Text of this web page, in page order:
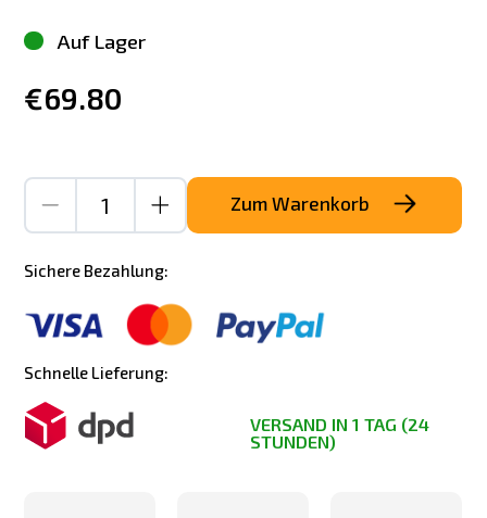
Auf Lager
€69.80
Zum Warenkorb
Sichere Bezahlung:
Schnelle Lieferung:
VERSAND IN 1 TAG (24
STUNDEN)